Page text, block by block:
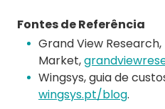
Fontes de Referência
Grand View
Market,
Wingsys, guia de
wingsys.pt/blog.